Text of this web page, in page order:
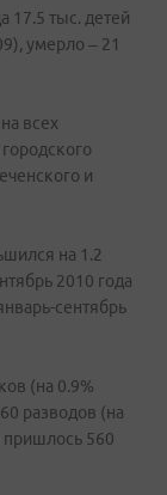
17.5 тыс. детей
умерло – 21
всех
и
на 1.2
2010 года
сентябрь
(на 0.9%
разводов (на
560